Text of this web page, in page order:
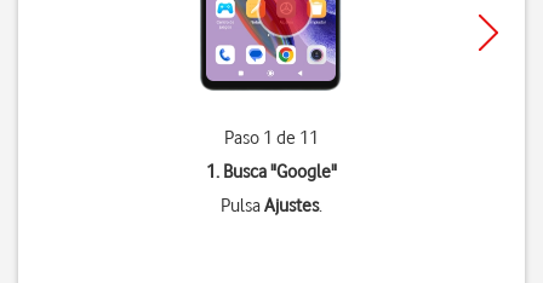
Paso 1 de 11
1. Busca "Google"
PulsaAjustes.